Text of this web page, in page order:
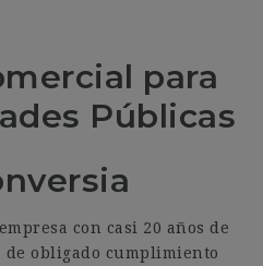
para
Públicas
con casi 20 años de
obligado cumplimiento